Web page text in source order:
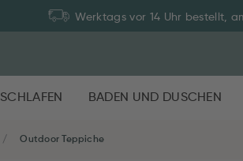
Werktags vor 14 Uhr bestellt,
SCHLAFEN BADEN UND DUSCHEN
Outdoor Teppiche